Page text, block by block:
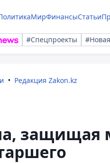
МирФинансыСтатьи
#Спецпроекты
Редакция Zakon.kz
защищая